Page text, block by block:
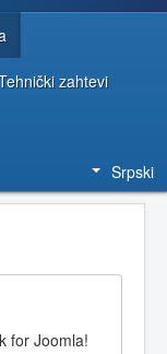
zahtevi
Srpski
for Joomla!